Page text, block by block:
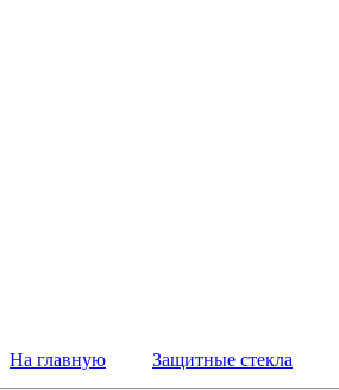
На главную Защитные стекла